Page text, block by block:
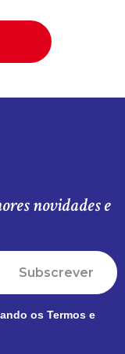
novidades e
Subscrever
os Termos e